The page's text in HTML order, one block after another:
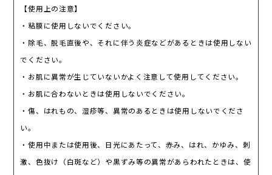
【使用上の注意】
・粘膜に使用しないでください。
・除毛、脱毛直後や、それに伴う炎症などがあるときは使用しない
でください。
・お肌に異常が生じていないかよく注意して使用してください。
・お肌に合わないときは使用しないでください。
・傷、はれもの、湿疹等、異常のあるときは使用しないでくださ
い。
・使用中または使用後、日光にあたって、赤み、はれ、かゆみ、刺
激、色抜け（白斑など）や黒ずみ等の異常があらわれたときは、使